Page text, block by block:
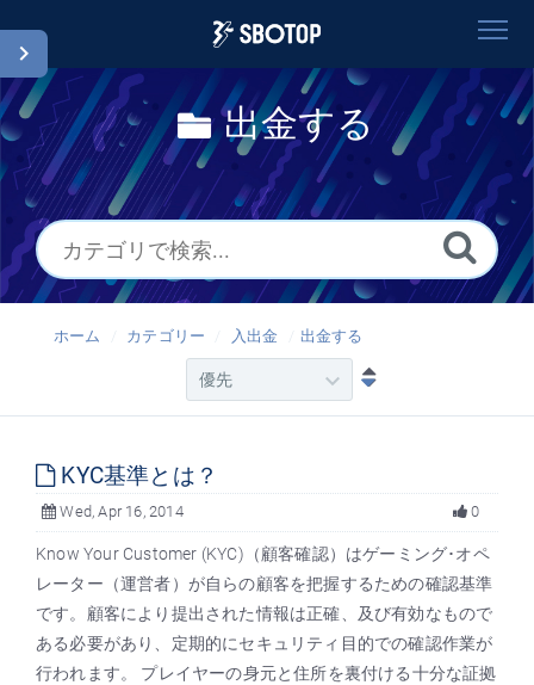
ホーム
検索
用語集
Japanese
出金する
ホーム カテゴリー 入出金 出金する
KYC基準とは？
Wed, Apr 16, 2014 0
Know Your Customer (KYC)（顧客確認）はゲーミング･オペ
レーター（運営者）が自らの顧客を把握するための確認基準
です。顧客により提出された情報は正確、及び有効なもので
ある必要があり、定期的にセキュリティ目的での確認作業が
行われます。 プレイヤーの身元と住所を裏付ける十分な証拠